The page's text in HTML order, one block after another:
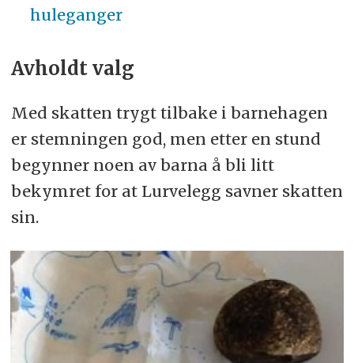
huleganger
Avholdt valg
Med skatten trygt tilbake i barnehagen
er stemningen god, men etter en stund
begynner noen av barna å bli litt
bekymret for at Lurvelegg savner skatten
sin.